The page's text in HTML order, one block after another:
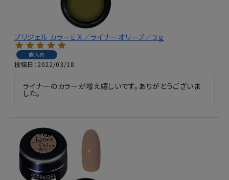
プリジェル カラーＥＸ／ライナーオリーブ／３ｇ
購入者
投稿日 2022/03/18
ライナーのカラーが増え嬉しいです。ありがとうございま
した。